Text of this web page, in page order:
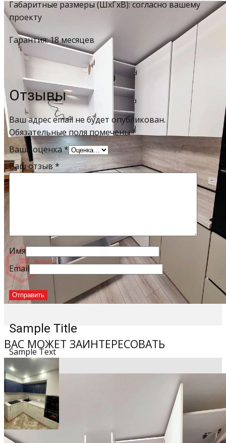
Sample Title
Sample Text
Габаритные размеры (ШхГхВ): согласно вашему
проекту
Гарантия: 18 месяцев
Отзывы
Ваш адрес email не будет опубликован.
Обязательные поля помечены*
Ваша оценка*
Ваш отзыв*
Имя
Email
ВАС МОЖЕТ ЗАИНТЕРЕСОВАТЬ